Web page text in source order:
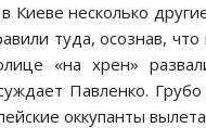
несколько
туда, осознав,
«на хрен»
Павленко.
оккупанты